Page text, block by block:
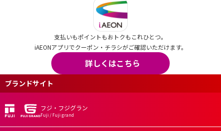
支払いもポイントもおトクもこれひとつ。
iAEONアプリでクーポン・チラシがご確認いただけます。
詳しくはこちら
ブランドサイト
フジ・フジグラン
Fuji / Fuji grand